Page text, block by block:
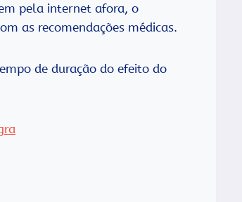
pela internet afora, o
as recomendações médicas.
de duração do efeito do